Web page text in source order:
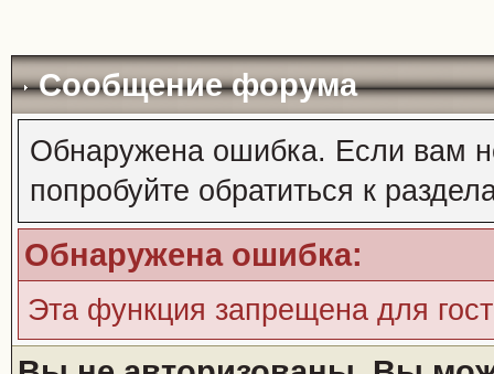
Сообщение форума
Обнаружена ошибка. Если вам
попробуйте обратиться к
Обнаружена ошибка:
Эта функция запрещена для